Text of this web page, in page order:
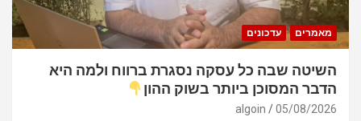
מאמרים עדכונים
השיטה שבה כל עסקה נסגרת ברווח ולמה היא
הדבר המסוכן ביותר בשוק ההון
05/08/2026
algoin